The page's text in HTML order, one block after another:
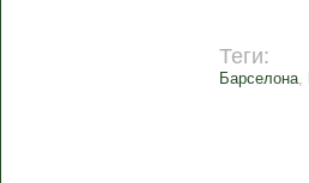
Теги:
Барселона,